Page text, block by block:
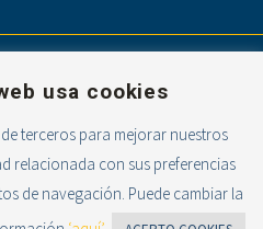
with
usa cookies
terceros para mejorar nuestros
relacionada con sus preferencias
de navegación. Puede cambiar la